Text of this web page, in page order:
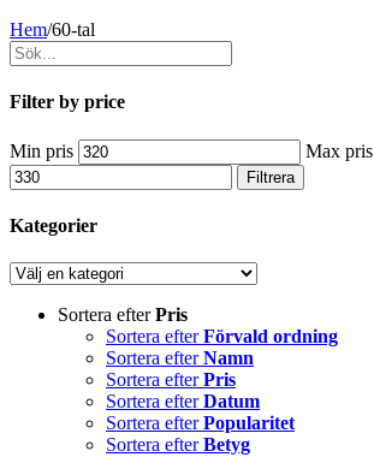
Hem/60-tal
Filter by price
Min pris Max pris
Filtrera
Kategorier
Sortera efterPris
Sortera efterFörvald ordning
Sortera efterNamn
Sortera efterPris
Sortera efterDatum
Sortera efterPopularitet
Sortera efterBetyg